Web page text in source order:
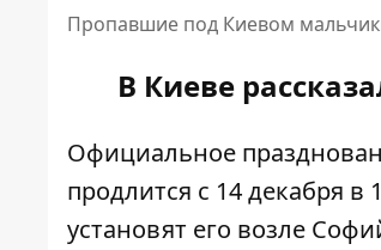
Пропавшие под Киевом
В Киеве
Официальное
продлится с 14 декабря в
установят его возле